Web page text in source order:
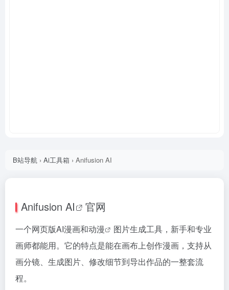
B站导航 › Ai工具箱 › Anifusion AI
Anifusion AI 官网
一个网页版AI漫画和动漫
图片生成工具，新手和专业
画师都能用。它的特点是能在画布上创作漫画，支持从
画分镜、生成图片、修改细节到导出作品的一整套流
程。